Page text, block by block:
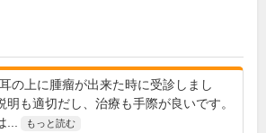
の上に腫瘤が出来た時に受診しまし
明も適切だし、治療も手際が良いです。
もっと読む